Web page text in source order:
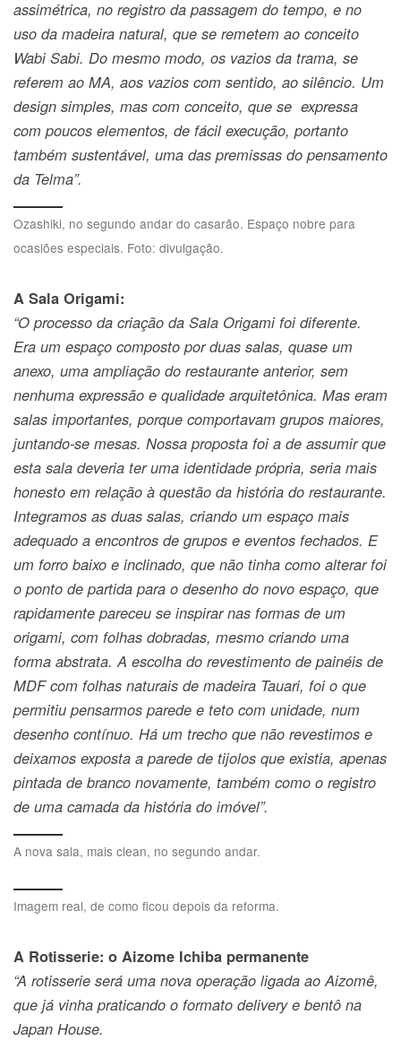
assimétrica, no registro da passagem do tempo, e no
uso da madeira natural, que se remetem ao conceito
Wabi Sabi. Do mesmo modo, os vazios da trama, se
referem ao MA, aos vazios com sentido, ao silêncio. Um
design simples, mas com conceito, que se expressa
com poucos elementos, de fácil execução, portanto
também sustentável, uma das premissas do pensamento
da Telma”.
Ozashiki, no segundo andar do casarão. Espaço nobre para
ocasiões especiais. Foto: divulgação.
A Sala Origami:
“O processo da criação da Sala Origami foi diferente.
Era um espaço composto por duas salas, quase um
anexo, uma ampliação do restaurante anterior, sem
nenhuma expressão e qualidade arquitetônica. Mas eram
salas importantes, porque comportavam grupos maiores,
juntando-se mesas. Nossa proposta foi a de assumir que
esta sala deveria ter uma identidade própria, seria mais
honesto em relação à questão da história do restaurante.
Integramos as duas salas, criando um espaço mais
adequado a encontros de grupos e eventos fechados. E
um forro baixo e inclinado, que não tinha como alterar foi
o ponto de partida para o desenho do novo espaço, que
rapidamente pareceu se inspirar nas formas de um
origami, com folhas dobradas, mesmo criando uma
forma abstrata. A escolha do revestimento de painéis de
MDF com folhas naturais de madeira Tauari, foi o que
permitiu pensarmos parede e teto com unidade, num
desenho contínuo. Há um trecho que não revestimos e
deixamos exposta a parede de tijolos que existia, apenas
pintada de branco novamente, também como o registro
de uma camada da história do imóvel”.
A nova sala, mais clean, no segundo andar.
Imagem real, de como ficou depois da reforma.
A Rotisserie: o Aizome Ichiba permanente
“A rotisserie será uma nova operação ligada ao Aizomê,
que já vinha praticando o formato delivery e bentô na
Japan House.